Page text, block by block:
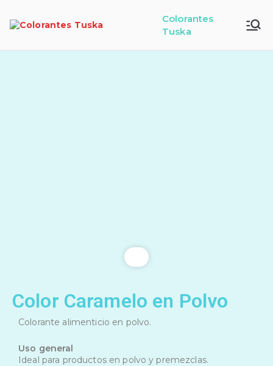
Colorantes
Tuska
Color Caramelo en Polvo
Colorante alimenticio en polvo.
Uso general
Ideal para productos en polvo y premezclas.